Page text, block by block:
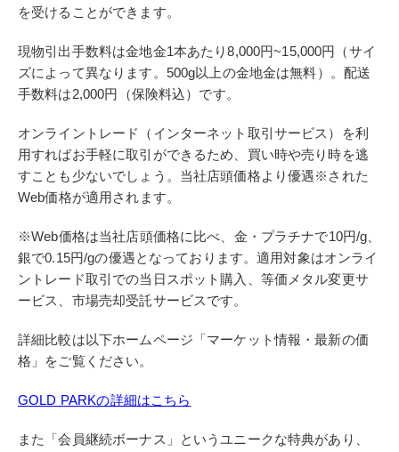
を受けることができます。
現物引出手数料は金地金1本あたり8,000円~15,000円（サイ
ズによって異なります。500g以上の金地金は無料）。配送
手数料は2,000円（保険料込）です。
オンライントレード（インターネット取引サービス）を利
用すればお手軽に取引ができるため、買い時や売り時を逃
すことも少ないでしょう。当社店頭価格より優遇※された
Web価格が適用されます。
※Web価格は当社店頭価格に比べ、金・プラチナで10円/g、
銀で0.15円/gの優遇となっております。適用対象はオンライ
ントレード取引での当日スポット購入、等価メタル変更サ
ービス、市場売却受託サービスです。
詳細比較は以下ホームページ「マーケット情報・最新の価
格」をご覧ください。
GOLD PARKの詳細はこちら
また「会員継続ボーナス」というユニークな特典があり、